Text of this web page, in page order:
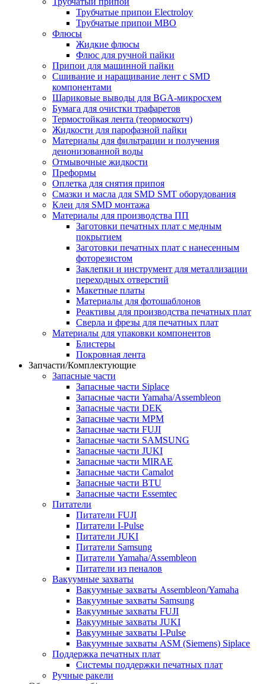
Трубчатые припои Electroloy
Трубчатые припои MBO
Флюсы
Жидкие флюсы
Флюс для ручной пайки
Припои для машинной пайки
Сшивание и наращивание лент с SMD
компонентами
Шариковые выводы для BGA-микросхем
Бумага для очистки трафаретов
Термостойкая лента (теормоскотч)
Жидкости для парофазной пайки
Материалы для фильтрации и получения
деионизованной воды
Отмывочные жидкости
Преформы
Оплетка для снятия припоя
Смазки и масла для SMD SMT оборудования
Клеи для SMD монтажа
Материалы для производства ПП
Заготовки печатных плат с медным
покрытием
Заготовки печатных плат с нанесенным
фоторезистом
Заклепки и инструмент для металлизации
переходных отверстий
Макетные платы
Материалы для фотошаблонов
Реактивы для производства печатных плат
Сверла и фрезы для печатных плат
Материалы для упаковки компонентов
Блистеры
Покровная лента
Запчасти/Комплектующие
Запасные части
Запасные части Siplace
Запасные части Yamaha/Assembleon
Запасные части DEK
Запасные части MPM
Запасные части FUJI
Запасные части SAMSUNG
Запасные части JUKI
Запасные части MIRAE
Запасные части Camalot
Запасные части BTU
Запасные части Essemtec
Питатели
Питатели FUJI
Питатели I-Pulse
Питатели JUKI
Питатели Samsung
Питатели Yamaha/Assembleon
Питатели из пеналов
Вакуумные захваты
Вакуумные захваты Assembleon/Yamaha
Вакуумные захваты Samsung
Вакуумные захваты FUJI
Вакуумные захваты JUKI
Вакуумные захваты I-Pulse
Вакуумные захваты ASM (Siemens) Siplace
Поддержка печатных плат
Системы поддержки печатных плат
Ручные ракели